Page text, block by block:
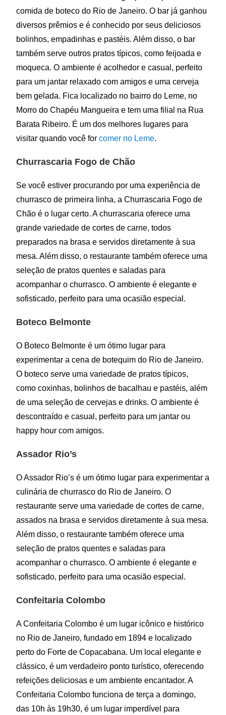
comida de boteco do Rio de Janeiro. O bar já ganhou
diversos prêmios e é conhecido por seus deliciosos
bolinhos, empadinhas e pastéis. Além disso, o bar
também serve outros pratos típicos, como feijoada e
moqueca. O ambiente é acolhedor e casual, perfeito
para um jantar relaxado com amigos e uma cerveja
bem gelada. Fica localizado no bairro do Leme, no
Morro do Chapéu Mangueira e tem uma filial na Rua
Barata Ribeiro. É um dos melhores lugares para
visitar quando você forcomer no Leme.
Churrascaria Fogo de Chão
Se você estiver procurando por uma experiência de
churrasco de primeira linha, a Churrascaria Fogo de
Chão é o lugar certo. A churrascaria oferece uma
grande variedade de cortes de carne, todos
preparados na brasa e servidos diretamente à sua
mesa. Além disso, o restaurante também oferece uma
seleção de pratos quentes e saladas para
acompanhar o churrasco. O ambiente é elegante e
sofisticado, perfeito para uma ocasião especial.
Boteco Belmonte
O Boteco Belmonte é um ótimo lugar para
experimentar a cena de botequim do Rio de Janeiro.
O boteco serve uma variedade de pratos típicos,
como coxinhas, bolinhos de bacalhau e pastéis, além
de uma seleção de cervejas e drinks. O ambiente é
descontraído e casual, perfeito para um jantar ou
happy hour com amigos.
Assador Rio’s
O Assador Rio’s é um ótimo lugar para experimentar a
culinária de churrasco do Rio de Janeiro. O
restaurante serve uma variedade de cortes de carne,
assados na brasa e servidos diretamente à sua mesa.
Além disso, o restaurante também oferece uma
seleção de pratos quentes e saladas para
acompanhar o churrasco. O ambiente é elegante e
sofisticado, perfeito para uma ocasião especial.
Confeitaria Colombo
A Confeitaria Colombo é um lugar icônico e histórico
no Rio de Janeiro, fundado em 1894 e localizado
perto do Forte de Copacabana. Um local elegante e
clássico, é um verdadeiro ponto turístico, oferecendo
refeições deliciosas e um ambiente encantador. A
Confeitaria Colombo funciona de terça a domingo,
das 10h às 19h30, é um lugar imperdível para